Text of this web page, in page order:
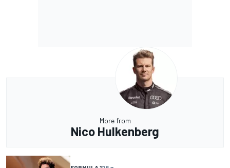
More from
Nico Hulkenberg